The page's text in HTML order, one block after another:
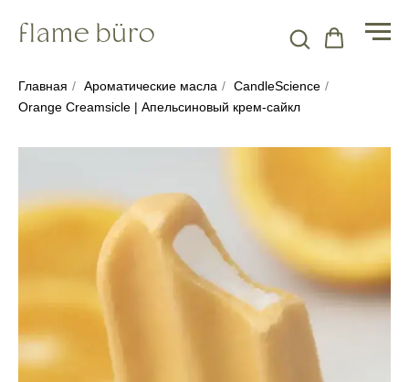
Главная / Ароматические масла / CandleScience /
Orange Creamsicle | Апельсиновый крем-сайкл